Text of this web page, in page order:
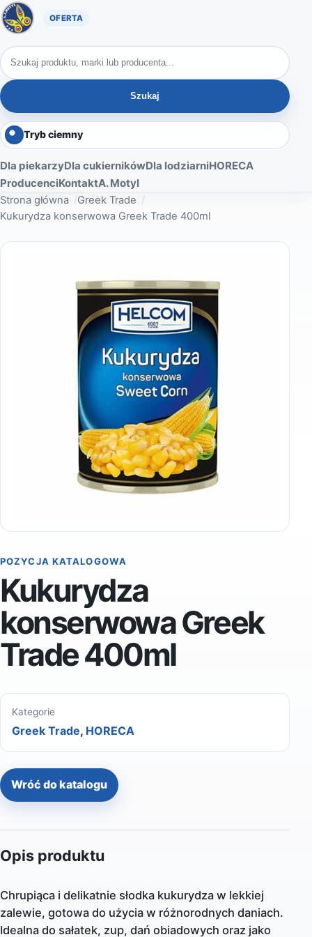
Oferta A. Motyl
Szukaj produktów
Szukaj
Tryb ciemny
Dla piekarzyDla cukiernikówDla lodziarniHORECA
ProducenciKontaktA. Motyl
Strona główna
Greek Trade
Kukurydza konserwowa Greek Trade 400ml
POZYCJA KATALOGOWA
Kukurydza
konserwowa Greek
Trade 400ml
Kategorie
Greek Trade, HORECA
Wróć do katalogu
Opis produktu
Chrupiąca i delikatnie słodka kukurydza w lekkiej
zalewie, gotowa do użycia w różnorodnych daniach.
Idealna do sałatek, zup, dań obiadowych oraz jako